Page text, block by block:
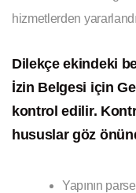
hizmetlerden
Dilekçe ekindeki
İzin Belgesi için
kontrol edilir.
hususlar göz
Yapının